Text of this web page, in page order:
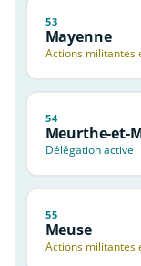
53
Mayenne
Actions militantes
54
Meurthe-et-
Délégation active
55
Meuse
Actions militantes